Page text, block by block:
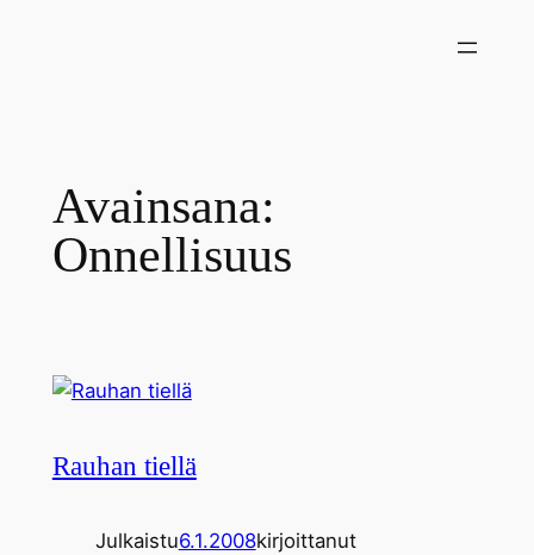
Avainsana:
Onnellisuus
Rauhan tiellä
Julkaistu6.1.2008kirjoittanut